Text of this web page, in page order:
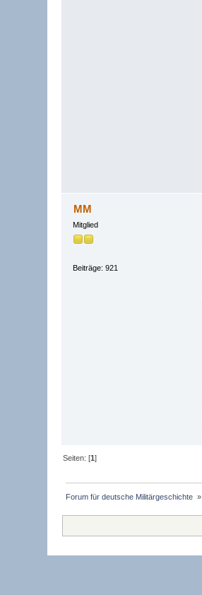
MM
Mitglied
Beiträge: 921
Seiten: [1]
Forum für deutsche Militärgeschichte »